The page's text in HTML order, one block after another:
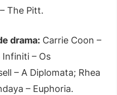
The Pitt.
drama: Carrie Coon –
Infiniti – Os
– A Diplomata; Rhea
– Euphoria.